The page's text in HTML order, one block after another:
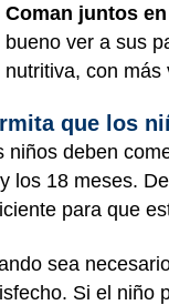
Coman juntos
bueno ver a sus
nutritiva, con
que los
niños deben
los 18 meses.
para que
sea
Si el niño